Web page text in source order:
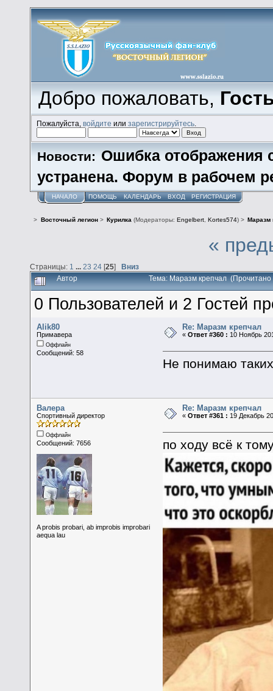
Добро пожаловать,
Пожалуйста,войдите илизарегистрируйтесь
Новости: Ошибка отображения
устранена. Форум в рабочем
НАЧАЛО ПОМОЩЬ КАЛЕНДАРЬ ВХОД РЕГИСТРАЦИЯ
> Восточный легион> Курилка (Модераторы: Engelbert, Kortes574) > Маразм
«
Страницы: 1 23 24 [25] Вниз
Автор Тема: Маразм крепчал (Прочитано
0 Пользователей и 2 Гостей
Alik80
Примавера
Оффлайн
Сообщений: 58
Re: Маразм крепчал
«Ответ #360 : 10 Ноябрь
Не понимаю
Валера
Спортивный директор
Оффлайн
Сообщений: 7656
A probis probari, ab improbis improbari
aequa lau
Re: Маразм крепчал
«Ответ #361 : 19 Декабрь
по ходу всё к